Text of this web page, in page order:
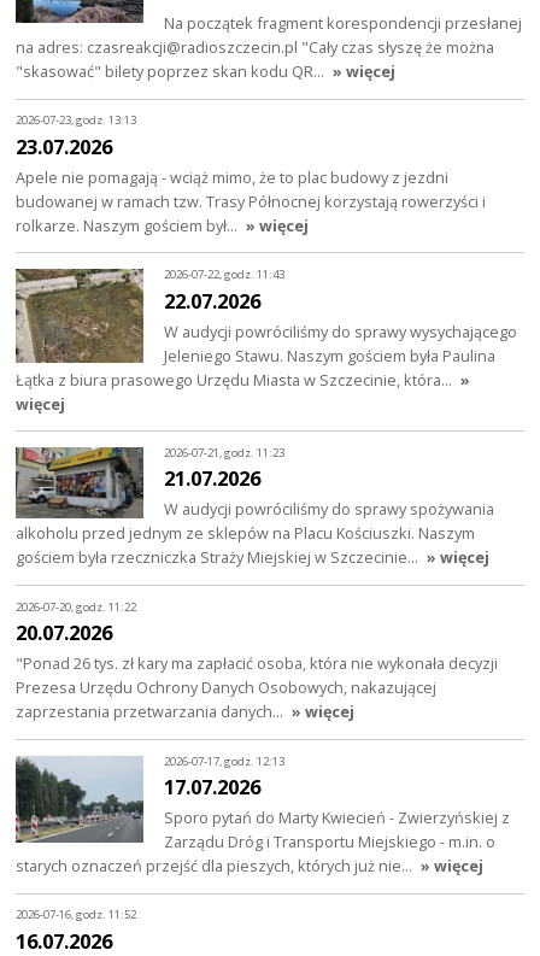
Na początek fragment korespondencji przesłanej
na adres: czasreakcji@radioszczecin.pl "Cały czas słyszę że można
"skasować" bilety poprzez skan kodu QR… » więcej
2026-07-23, godz. 13:13
23.07.2026
Apele nie pomagają - wciąż mimo, że to plac budowy z jezdni
budowanej w ramach tzw. Trasy Północnej korzystają rowerzyści i
rolkarze. Naszym gościem był… » więcej
2026-07-22, godz. 11:43
22.07.2026
W audycji powróciliśmy do sprawy wysychającego
Jeleniego Stawu. Naszym gościem była Paulina
Łątka z biura prasowego Urzędu Miasta w Szczecinie, która… »
więcej
2026-07-21, godz. 11:23
21.07.2026
W audycji powróciliśmy do sprawy spożywania
alkoholu przed jednym ze sklepów na Placu Kościuszki. Naszym
gościem była rzeczniczka Straży Miejskiej w Szczecinie… » więcej
2026-07-20, godz. 11:22
20.07.2026
"Ponad 26 tys. zł kary ma zapłacić osoba, która nie wykonała decyzji
Prezesa Urzędu Ochrony Danych Osobowych, nakazującej
zaprzestania przetwarzania danych… » więcej
2026-07-17, godz. 12:13
17.07.2026
Sporo pytań do Marty Kwiecień - Zwierzyńskiej z
Zarządu Dróg i Transportu Miejskiego - m.in. o
starych oznaczeń przejść dla pieszych, których już nie… » więcej
2026-07-16, godz. 11:52
16.07.2026